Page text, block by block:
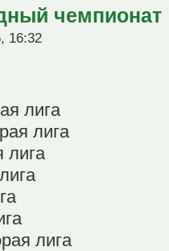
чемпионат
16:32
лига
лига
лига
лига